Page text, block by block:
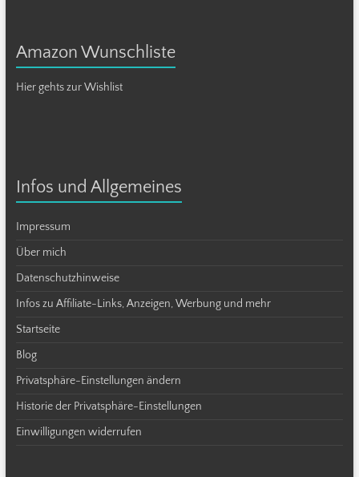
Amazon Wunschliste
Hier gehts zur Wishlist
Infos und Allgemeines
Impressum
Über mich
Datenschutzhinweise
Infos zu Affiliate-Links, Anzeigen, Werbung und mehr
Startseite
Blog
Privatsphäre-Einstellungen ändern
Historie der Privatsphäre-Einstellungen
Einwilligungen widerrufen